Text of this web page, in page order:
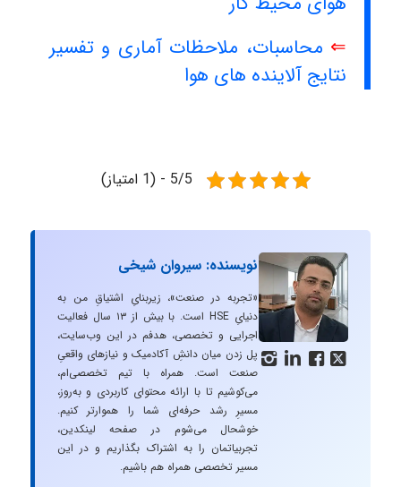
⇐ محاسبات، ملاحظات آماری و تفسیر
نتایج آلاینده های هوا
5/5 - (1 امتیاز)
   
نویسنده: سیروان شیخی
«تجربه در صنعت»، زیربنایِ اشتیاقِ من به
دنیایِ HSE است. با بیش از ۱۳ سال فعالیت
اجرایی و تخصصی، هدفم در این وب‌سایت،
پل زدن میان دانشِ آکادمیک و نیازهای واقعیِ
صنعت است. همراه با تیم تخصصی‌ام،
می‌کوشیم تا با ارائه محتوای کاربردی و به‌روز،
مسیرِ رشد حرفه‌ای شما را هموارتر کنیم.
خوشحال می‌شوم در صفحه لینکدین،
تجربیاتمان را به اشتراک بگذاریم و در این
مسیر تخصصی همراه هم باشیم.